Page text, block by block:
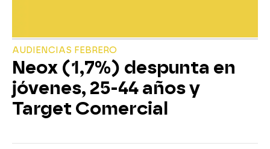
AUDIENCIAS FEBRERO
Neox (1,7%) despunta en
jóvenes, 25-44 años y
Target Comercial